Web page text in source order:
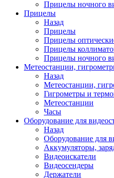
Прицелы ночного
Прицелы
Назад
Прицелы
Прицелы
Прицелы
Прицелы ночного
Метеостанции,
Назад
Метеостанции,
Гигрометры и
Метеостанции
Часы
Оборудование для
Назад
Оборудование для
Аккумуляторы,
Видеоискатели
Видеосендеры
Держатели